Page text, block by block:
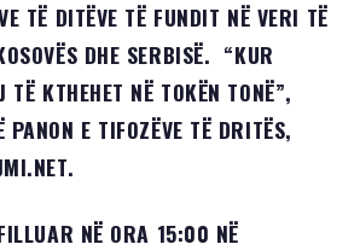
TË DITËVE TË FUNDIT NË VERI TË
DHE SERBISË. “KUR
TË KTHEHET NË TOKËN TONË”,
PANON E TIFOZËVE TË DRITËS,
NË ORA 15:00 NË